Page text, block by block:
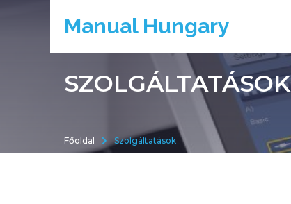
Manual Hungary
SZOLGÁLTATÁSOK
Főoldal Szolgáltatások